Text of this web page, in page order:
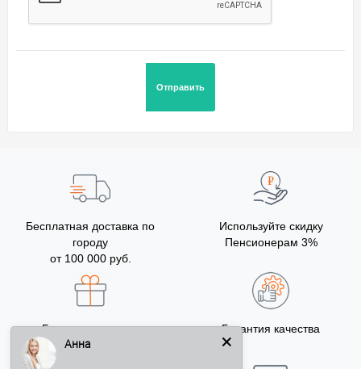
Бесплатная доставка по
городу
от 100 000 руб.
Используйте скидку
Пенсионерам 3%
Бонусы за покупку
5% на Ваш счет
Гарантия качества
Анна